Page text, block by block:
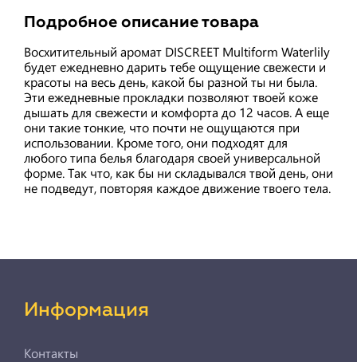
Подробное описание товара
Восхитительный аромат DISCREET Multiform Waterlily
будет ежедневно дарить тебе ощущение свежести и
красоты на весь день, какой бы разной ты ни была.
Эти ежедневные прокладки позволяют твоей коже
дышать для свежести и комфорта до 12 часов. А еще
они такие тонкие, что почти не ощущаются при
использовании. Кроме того, они подходят для
любого типа белья благодаря своей универсальной
форме. Так что, как бы ни складывался твой день, они
не подведут, повторяя каждое движение твоего тела.
Информация
Контакты